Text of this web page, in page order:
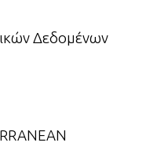
Δεδομένων